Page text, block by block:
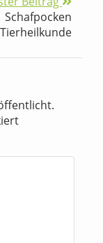
Schafpocken
Tierheilkunde